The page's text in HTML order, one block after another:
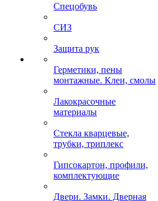
Спецобувь
СИЗ
Защита рук
Герметики, пены
монтажные. Клеи, смолы
Лакокрасочные
материалы
Стекла кварцевые,
трубки, триплекс
Гипсокартон, профили,
комплектующие
Двери. Замки. Дверная